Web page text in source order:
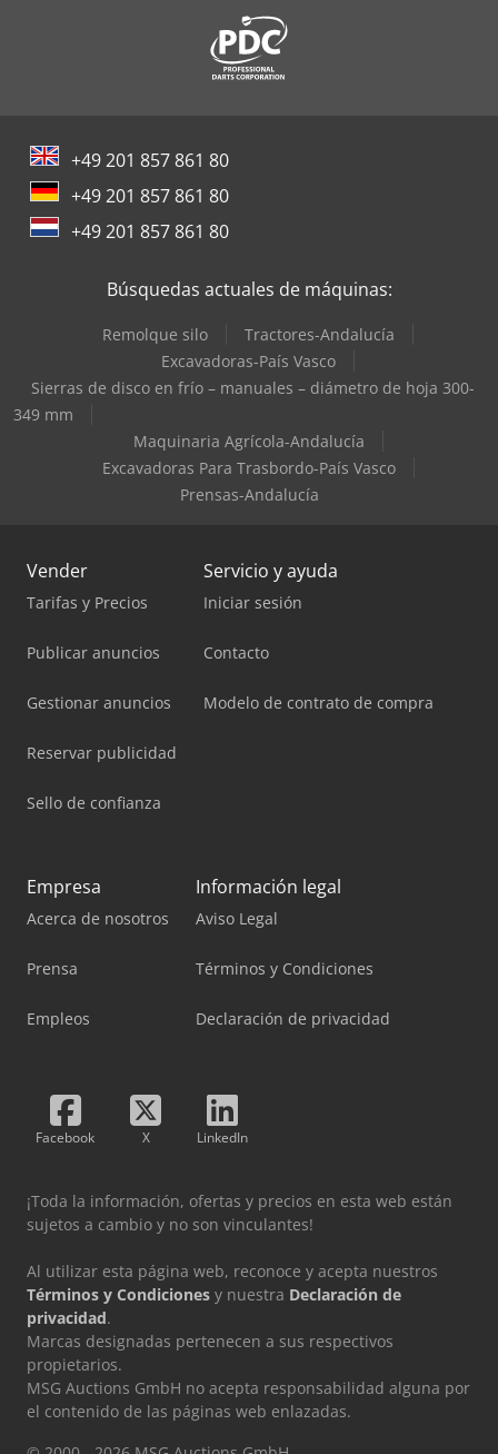
+49 201 857 861 80
+49 201 857 861 80
+49 201 857 861 80
Búsquedas actuales de máquinas:
Remolque silo
Tractores-Andalucía
Excavadoras-País Vasco
Sierras de disco en frío – manuales – diámetro de hoja 300-
349 mm
Maquinaria Agrícola-Andalucía
Excavadoras Para Trasbordo-País Vasco
Prensas-Andalucía
Vender
Tarifas y Precios
Publicar anuncios
Gestionar anuncios
Reservar publicidad
Sello de confianza
Servicio y ayuda
Iniciar sesión
Contacto
Modelo de contrato de compra
Empresa
Acerca de nosotros
Prensa
Empleos
Información legal
Aviso Legal
Términos y Condiciones
Declaración de privacidad
Facebook X LinkedIn
¡Toda la información, ofertas y precios en esta web están
sujetos a cambio y no son vinculantes!
Al utilizar esta página web, reconoce y acepta nuestros
Términos y Condiciones y nuestra Declaración de
privacidad.
Marcas designadas pertenecen a sus respectivos
propietarios.
MSG Auctions GmbH no acepta responsabilidad alguna por
el contenido de las páginas web enlazadas.